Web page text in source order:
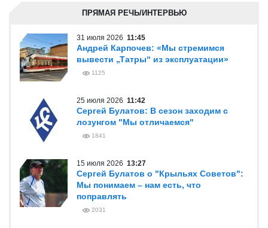
ПРЯМАЯ РЕЧЬ/ИНТЕРВЬЮ
31 июля 2026 11:45
Андрей Карпочев: «Мы стремимся
вывести „Татры“ из эксплуатации»
1125
25 июля 2026 11:42
Сергей Булатов: В сезон заходим с
лозунгом "Мы отличаемся"
1841
15 июля 2026 13:27
Сергей Булатов о "Крыльях Советов":
Мы понимаем – нам есть, что
поправлять
2031